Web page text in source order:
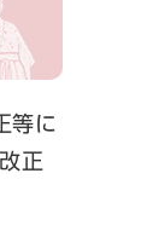
等に
正